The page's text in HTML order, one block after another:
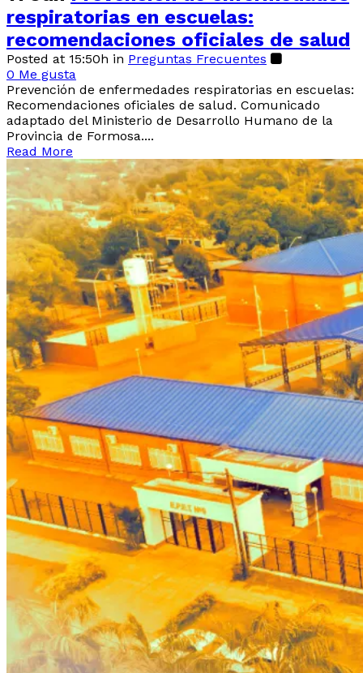
respiratorias en escuelas:
recomendaciones oficiales de salud
Posted at 15:50h in Preguntas Frecuentes
0 Me gusta
Prevención de enfermedades respiratorias en escuelas:
Recomendaciones oficiales de salud. Comunicado
adaptado del Ministerio de Desarrollo Humano de la
Provincia de Formosa....
Read More